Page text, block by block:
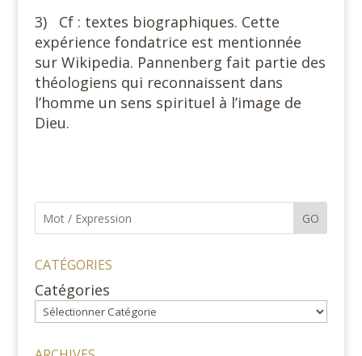
3) Cf : textes biographiques. Cette
expérience fondatrice est mentionnée
sur Wikipedia. Pannenberg fait partie des
théologiens qui reconnaissent dans
l’homme un sens spirituel à l’image de
Dieu.
GO
CATÉGORIES
Catégories